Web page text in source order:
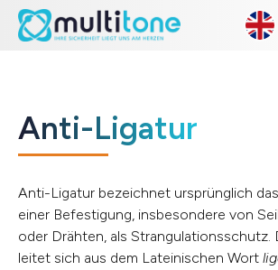
Anti-Ligatur
Anti-Ligatur bezeichnet ursprünglich
einer Befestigung, insbesondere von
oder Drähten, als Strangulationsschutz.
leitet sich aus dem Lateinischen Wort